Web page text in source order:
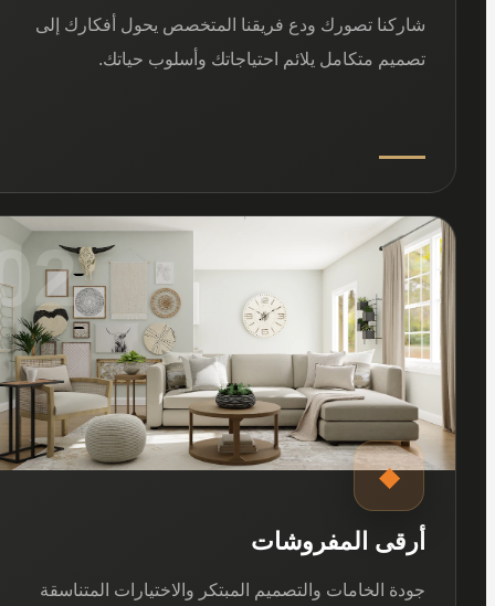
شاركنا تصورك ودع فريقنا المتخصص يحول أفكارك إلى
تصميم متكامل يلائم احتياجاتك وأسلوب حياتك.
02
◆
أرقى المفروشات
جودة الخامات والتصميم المبتكر والاختيارات المتناسقة